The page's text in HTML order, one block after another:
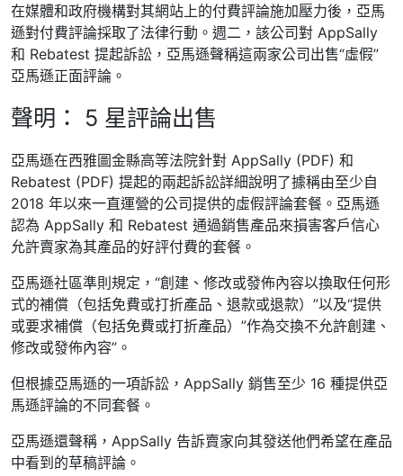
在媒體和政府機構對其網站上的付費評論施加壓力後，亞馬
遜對付費評論採取了法律行動。週二，該公司對 AppSally
和 Rebatest 提起訴訟，亞馬遜聲稱這兩家公司出售“虛假”
亞馬遜正面評論。
聲明： 5 星評論出售
亞馬遜在西雅圖金縣高等法院針對 AppSally (PDF) 和
Rebatest (PDF) 提起的兩起訴訟詳細說明了據稱由至少自
2018 年以來一直運營的公司提供的虛假評論套餐。亞馬遜
認為 AppSally 和 Rebatest 通過銷售產品來損害客戶信心
允許賣家為其產品的好評付費的套餐。
亞馬遜社區準則規定，“創建、修改或發佈內容以換取任何形
式的補償（包括免費或打折產品、退款或退款）”以及“提供
或要求補償（包括免費或打折產品）”作為交換不允許創建、
修改或發佈內容”。
但根據亞馬遜的一項訴訟，AppSally 銷售至少 16 種提供亞
馬遜評論的不同套餐。
亞馬遜還聲稱，AppSally 告訴賣家向其發送他們希望在產品
中看到的草稿評論。